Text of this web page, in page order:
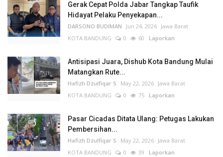
Gerak Cepat Polda Jabar Tangkap Taufik
Hidayat Pelaku Penyekapan...
DARSONO BUDIMAN Jun 24, 2026 Jawa Barat
KOTA BANDUNG
0 60 Laporkan
Antisipasi Juara, Dishub Kota Bandung Mulai
Matangkan Rute...
Hafizh Dzulfiqar S May 22, 2026 Jawa Barat
KOTA BANDUNG
0 75 Laporkan
Pasar Cicadas Ditata Ulang: Petugas Lakukan
Pembersihan...
Hafizh Dzulfiqar S May 22, 2026 Jawa Barat
KOTA BANDUNG
0 39 Laporkan